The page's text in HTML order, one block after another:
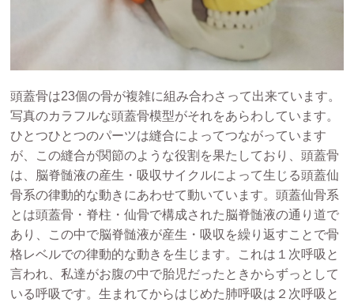
頭蓋骨は23個の骨が複雑に組み合わさって出来ています。
写真のカラフルな頭蓋骨模型がそれをあらわしています。
ひとつひとつのパーツは縫合によってつながっています
が、この縫合が関節のような役割を果たしており、頭蓋骨
は、脳脊髄液の産生・吸収サイクルによって生じる頭蓋仙
骨系の律動的な動きにあわせて動いています。頭蓋仙骨系
とは頭蓋骨・脊柱・仙骨で構成された脳脊髄液の通り道で
あり、この中で脳脊髄液が産生・吸収を繰り返すことで骨
格レベルでの律動的な動きを生じます。これは１次呼吸と
言われ、私達がお腹の中で胎児だったときからずっとして
いる呼吸です。生まれてからはじめた肺呼吸は２次呼吸と